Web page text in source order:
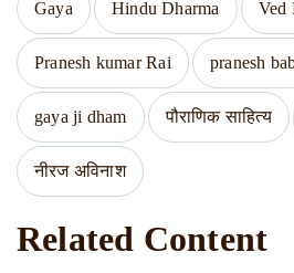
Gaya Hindu Dharma Ved
Pranesh kumar Rai pranesh
gaya ji dham पौराणिक साहित्य
नीरज अविनाश
Related Content